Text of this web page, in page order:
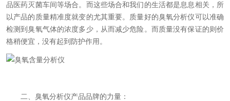
品医药灭菌车间等场合。而这些场合和我们的生活都是息息相关，所
以产品的质量精准度就变的尤其重要。质量好的臭氧分析仪可以准确
检测到臭氧气体的浓度多少，从而减少危险。而质量没有保证的则价
格稍便宜，没有起到防护作用。
二、臭氧分析仪产品品牌的力量：